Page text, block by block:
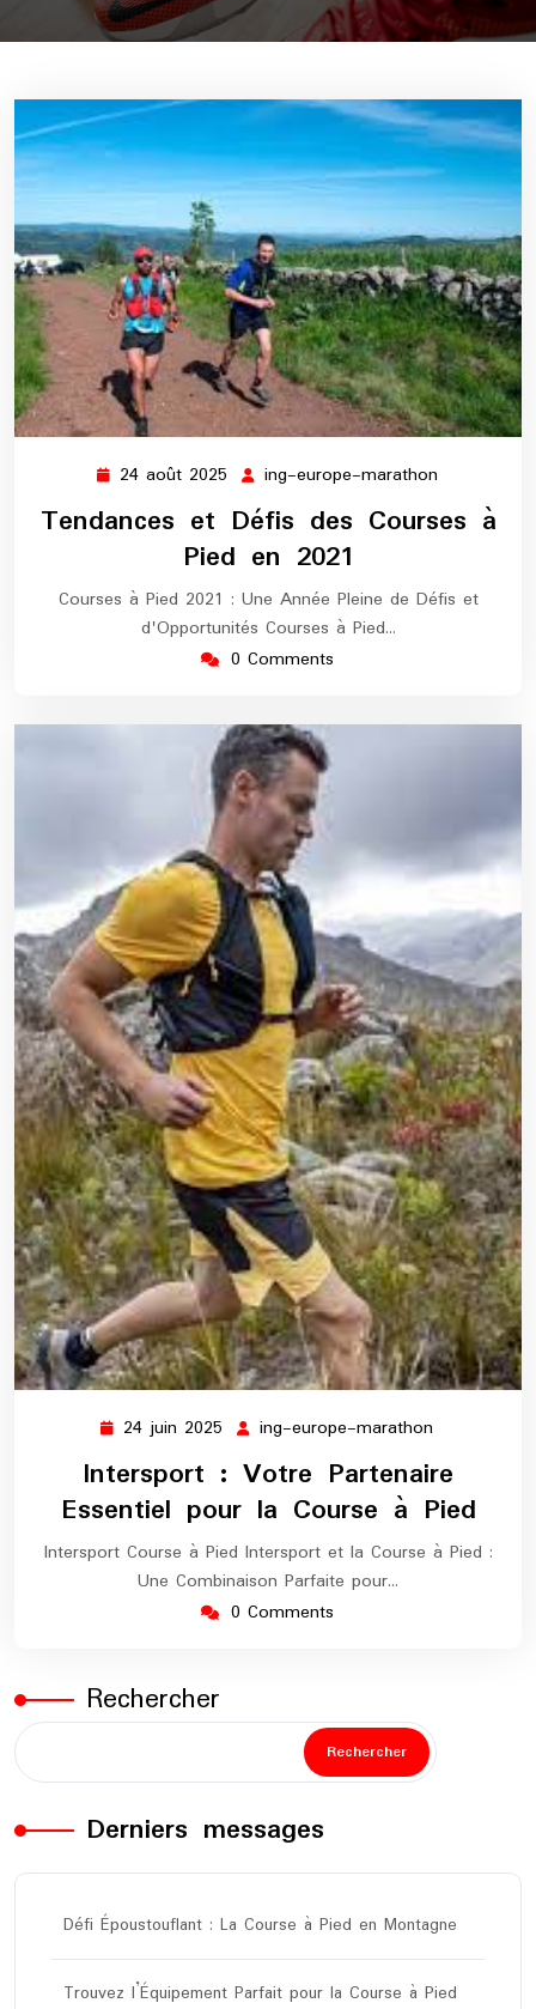
24 août 2025 24
août
2025
ing-europe-marathon
europe-
marathon
Tendances et Défis des Courses à
Pied en 2021
Courses à Pied 2021 : Une Année Pleine de Défis et
d'Opportunités Courses à Pied…
0 Comments
24 juin 2025 24
juin
2025
ing-europe-marathon
marathon
Intersport : Votre Partenaire
Essentiel pour la Course à Pied
Intersport Course à Pied Intersport et la Course à Pied :
Une Combinaison Parfaite pour…
0 Comments
Rechercher
Rechercher
Derniers messages
Défi Époustouflant : La Course à Pied en Montagne
Trouvez l’Équipement Parfait pour la Course à Pied